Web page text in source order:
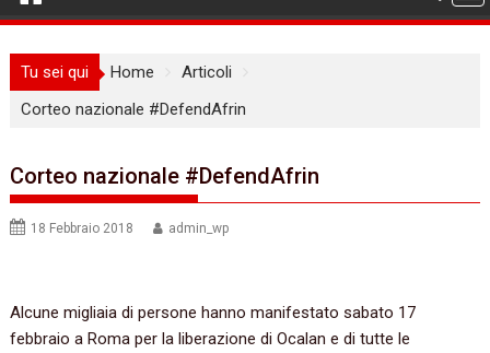
Tu sei qui Home
Articoli
Corteo nazionale #DefendAfrin
Corteo nazionale #DefendAfrin
18 Febbraio 2018 admin_wp
Alcune migliaia di persone hanno manifestato sabato 17
febbraio a Roma per la liberazione di Ocalan e di tutte le